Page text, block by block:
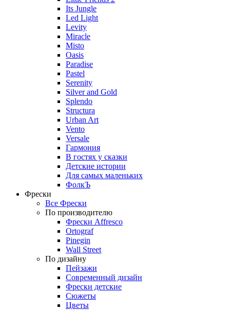
Its Jungle
Led Light
Levity
Miracle
Misto
Oasis
Paradise
Pastel
Serenity
Silver and Gold
Splendo
Structura
Urban Art
Vento
Versale
Гармония
В гостях у сказки
Детские истории
Для самых маленьких
ФолкЪ
Фрески
Все Фрески
По производителю
Фрески Affresco
Ortograf
Pinegin
Wall Street
По дизайну
Пейзажи
Современный дизайн
Фрески детские
Сюжеты
Цветы